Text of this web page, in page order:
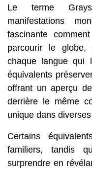
Le terme
manifestations
fascinante
parcourir le globe,
chaque langue qui
équivalents
offrant un aperçu
derrière le même
unique dans
Certains
familiers, tandis
surprendre en